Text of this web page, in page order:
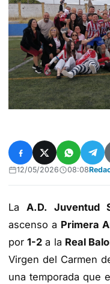
12/05/2026 08:08
LaA.D. Juventud
ascenso a Primera
por1-2 a la Real
Virgen del Carmen
una temporada que